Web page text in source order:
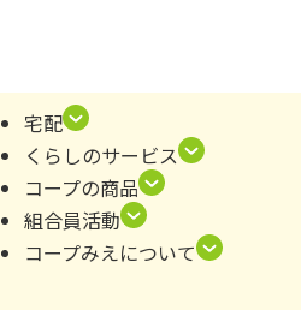
宅配
くらしのサービス
コープの商品
組合員活動
コープみえについて